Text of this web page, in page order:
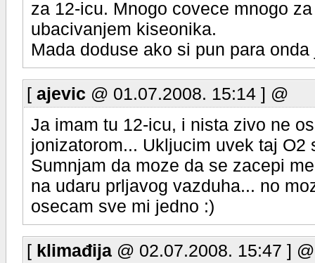
za 12-icu. Mnogo covece mnogo
ubacivanjem kiseonika.
Mada doduse ako si pun para
[ ajevic @ 01.07.2008. 15:14 ] @
Ja imam tu 12-icu, i nista zivo ne
jonizatorom... Ukljucim uvek taj
Sumnjam da moze da se zacepi
na udaru prljavog vazduha... no
osecam sve mi jedno :)
[ klimađija @ 02.07.2008. 15:47 ] @